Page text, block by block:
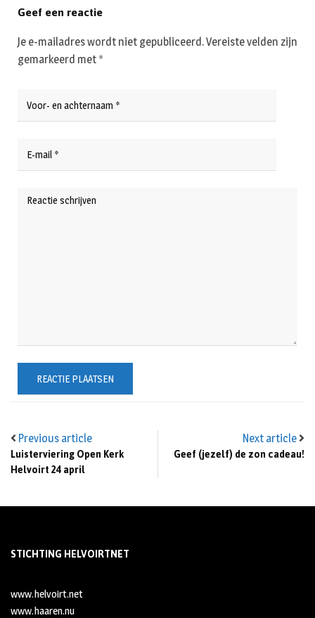
Previous article
Luisterviering Open Kerk
Helvoirt 24 april
Next article
Geef (jezelf) de zon cadeau!
Geef een reactie
Je e-mailadres wordt niet gepubliceerd.Vereiste velden zijn
gemarkeerd met *
STICHTING HELVOIRTNET
www.helvoirt.net
www.haaren.nu